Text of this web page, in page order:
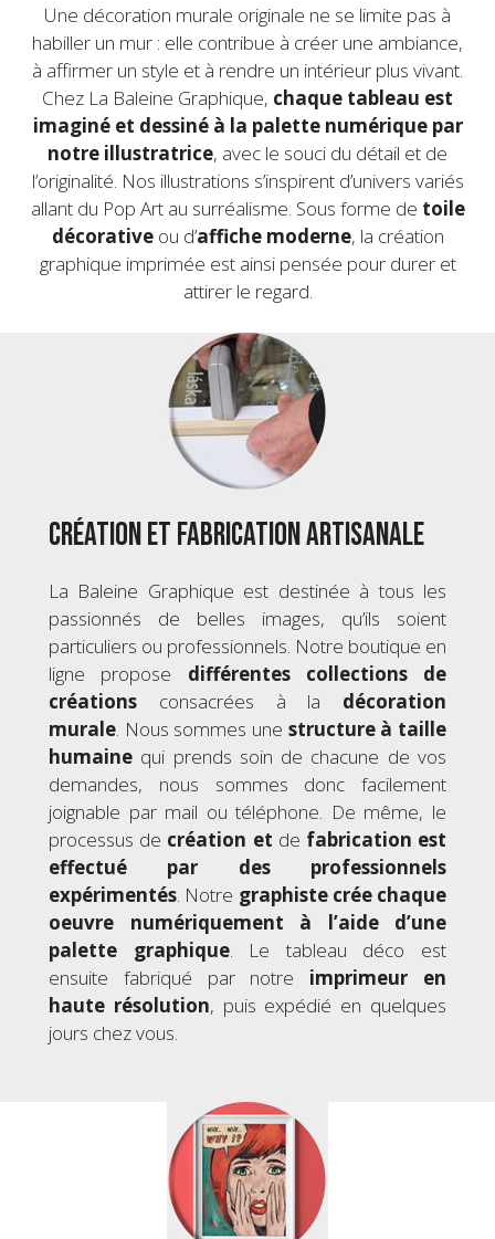
Une décoration murale originale ne se limite pas à
habiller un mur : elle contribue à créer une ambiance,
à affirmer un style et à rendre un intérieur plus vivant.
Chez La Baleine Graphique, chaque tableau est
imaginé et dessiné à la palette numérique par
notre illustratrice, avec le souci du détail et de
l’originalité. Nos illustrations s’inspirent d’univers variés
allant du Pop Art au surréalisme. Sous forme de toile
décorativeou d’affiche moderne, la création
graphique imprimée est ainsi pensée pour durer et
attirer le regard.
Création et fabrication artisanale
La Baleine Graphique est destinée à tous les
passionnés de belles images, qu’ils soient
particuliers ou professionnels. Notre boutique en
ligne propose différentes collections de
créations consacrées à la décoration
murale. Nous sommes une structure à taille
humaine qui prends soin de chacune de vos
demandes, nous sommes donc facilement
joignable par mail ou téléphone. De même, le
processus de création et de fabrication est
effectué par des professionnels
expérimentés. Notre graphiste crée chaque
oeuvre numériquement à l’aide d’une
palette graphique. Le tableau déco est
ensuite fabriqué par notre imprimeur en
haute résolution, puis expédié en quelques
jours chez vous.